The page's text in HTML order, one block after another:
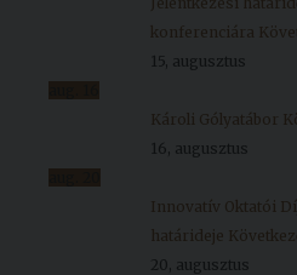
konferenciára
15, augusztus
Károli Gólyatábor
16, augusztus
Innovatív Oktatói
határideje
20, augusztus